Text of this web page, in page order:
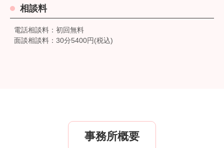
相談料
電話相談料：初回無料
面談相談料：30分5400円(税込)
事務所概要